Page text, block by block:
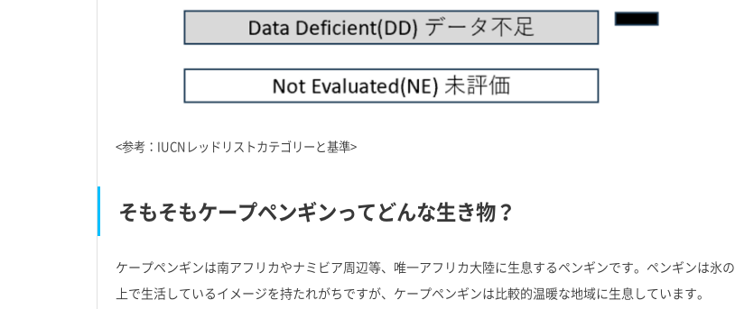
<参考：IUCNレッドリストカテゴリーと基準>
そもそもケープペンギンってどんな生き物？
ケープペンギンは南アフリカやナミビア周辺等、唯一アフリカ大陸に生息するペンギンです。ペンギンは氷の
上で生活しているイメージを持たれがちですが、ケープペンギンは比較的温暖な地域に生息しています。